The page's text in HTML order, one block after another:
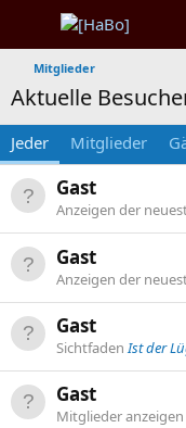
Mitglieder
Aktuelle
Jeder Mitglieder
Gast
Anzeigen der
Gast
Anzeigen der
Gast
SichtfadenIst der
Gast
Mitglieder anzeigen